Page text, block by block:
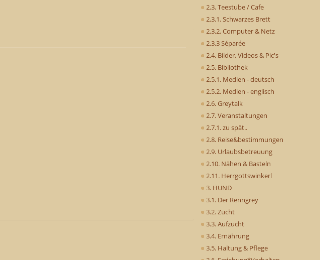
2.3. Teestube / Cafe
2.3.1. Schwarzes Brett
2.3.2. Computer & Netz
2.3.3 Séparée
2.4. Bilder, Videos & Pic's
2.5. Bibliothek
2.5.1. Medien - deutsch
2.5.2. Medien - englisch
2.6. Greytalk
2.7. Veranstaltungen
2.7.1. zu spät..
2.8. Reise&bestimmungen
2.9. Urlaubsbetreuung
2.10. Nähen & Basteln
2.11. Herrgottswinkerl
3. HUND
3.1. Der Renngrey
3.2. Zucht
3.3. Aufzucht
3.4. Ernährung
3.5. Haltung & Pflege